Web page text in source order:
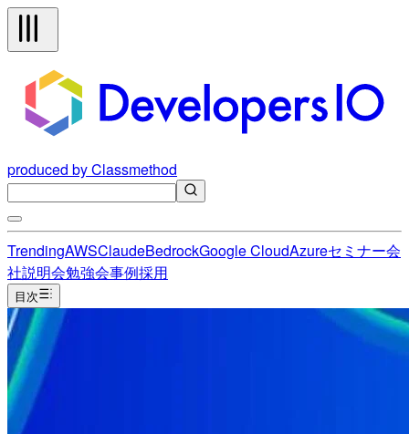
produced by Classmethod
TrendingAWSClaudeBedrockGoogle CloudAzureセミナー会
社説明会勉強会事例採用
目次